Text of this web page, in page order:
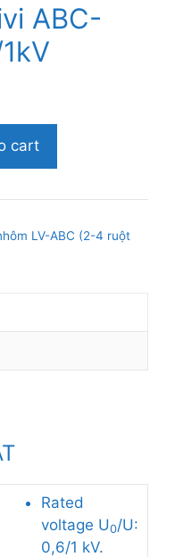
ABC-
cart
LV-ABC (2-4 ruột
Rated
voltage U0/U:
0,6/1 kV.